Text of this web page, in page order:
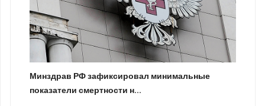
Минздрав РФ зафиксировал минимальные
показатели смертности н...